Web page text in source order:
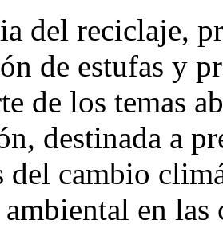
del reciclaje,
de estufas y
de los temas
destinada a
del cambio
en las